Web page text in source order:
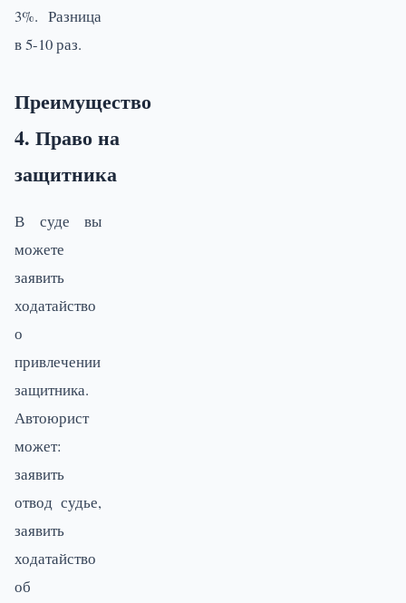
3%. Разница
в 5-10 раз.
Преимущество
4. Право на
защитника
В суде вы
можете
заявить
ходатайство
о
привлечении
защитника.
Автоюрист
может:
заявить
отвод судье,
заявить
ходатайство
об